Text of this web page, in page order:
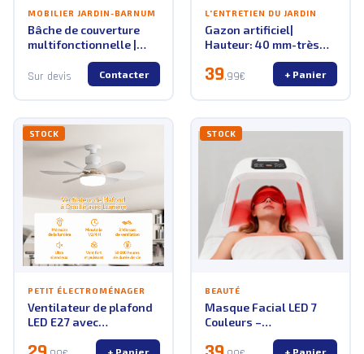
MOBILIER JARDIN-BARNUM
Bâche de couverture
multifonctionnelle |
Bache pour camion &
remorque | 500 g/m² | 2
couleurs - Bleu / 3 x 3 m
Sur devis Contacter
L'ENTRETIEN DU JARDIN
Gazon artificiel|
Hauteur: 40 mm-très
proche du vrai
vert...Pelouse
39,99€ + Panier
STOCK
PETIT ÉLECTROMÉNAGER
Ventilateur de plafond
LED E27 avec
télécommande –
Confort & modernité
+ Panier
STOCK
BEAUTÉ
Masque Facial LED 7
Couleurs –
Luminothérapie Visage
Professionnelle+ Panier